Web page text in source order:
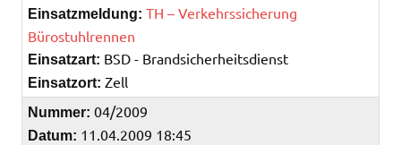
Einsatzmeldung: TH – Verkehrssicherung
Bürostuhlrennen
Einsatzart: BSD - Brandsicherheitsdienst
Einsatzort: Zell
Nummer: 04/2009
Datum: 11.04.2009 18:45